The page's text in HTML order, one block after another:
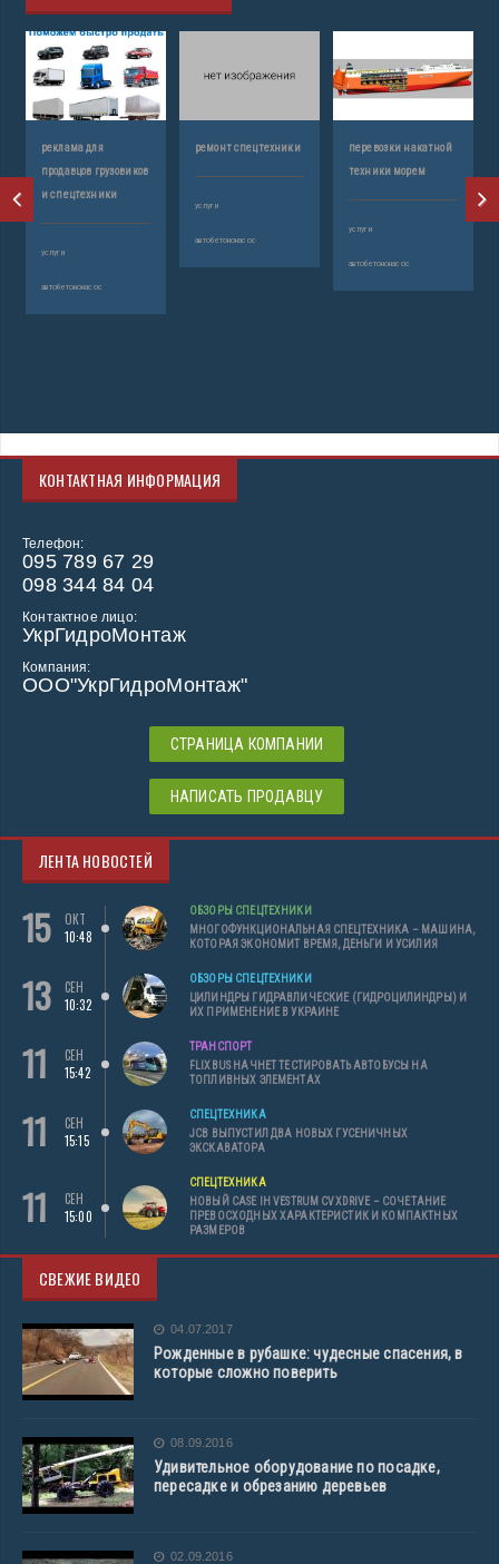
реклама для
продавцов грузовиков
и спецтехники
услуги
автобетононасос
ремонт спецтехники
услуги
автобетононасос
перевозки накатной
техники морем
услуги
автобетононасос
КОНТАКТНАЯ ИНФОРМАЦИЯ
Телефон:
095 789 67 29
098 344 84 04
Контактное лицо:
УкрГидроМонтаж
Компания:
ООО"УкрГидроМонтаж"
СТРАНИЦА КОМПАНИИ
НАПИСАТЬ ПРОДАВЦУ
ЛЕНТА НОВОСТЕЙ
15
ОКТ
10:48
ОБЗОРЫ СПЕЦТЕХНИКИ
МНОГОФУНКЦИОНАЛЬНАЯ СПЕЦТЕХНИКА – МАШИНА,
КОТОРАЯ ЭКОНОМИТ ВРЕМЯ, ДЕНЬГИ И УСИЛИЯ
13
СЕН
10:32
ОБЗОРЫ СПЕЦТЕХНИКИ
ЦИЛИНДРЫ ГИДРАВЛИЧЕСКИЕ (ГИДРОЦИЛИНДРЫ) И
ИХ ПРИМЕНЕНИЕ В УКРАИНЕ
11
СЕН
15:42
ТРАНСПОРТ
FLIXBUS НАЧНЕТ ТЕСТИРОВАТЬ АВТОБУСЫ НА
ТОПЛИВНЫХ ЭЛЕМЕНТАХ
11
СЕН
15:15
СПЕЦТЕХНИКА
JCB ВЫПУСТИЛ ДВА НОВЫХ ГУСЕНИЧНЫХ
ЭКСКАВАТОРА
11
СЕН
15:00
СПЕЦТЕХНИКА
НОВЫЙ CASE IH VESTRUM CVXDRIVE – СОЧЕТАНИЕ
ПРЕВОСХОДНЫХ ХАРАКТЕРИСТИК И КОМПАКТНЫХ
РАЗМЕРОВ
СВЕЖИЕ ВИДЕО
04.07.2017
Рожденные в рубашке: чудесные спасения, в
которые сложно поверить
08.09.2016
Удивительное оборудование по посадке,
пересадке и обрезанию деревьев
02.09.2016